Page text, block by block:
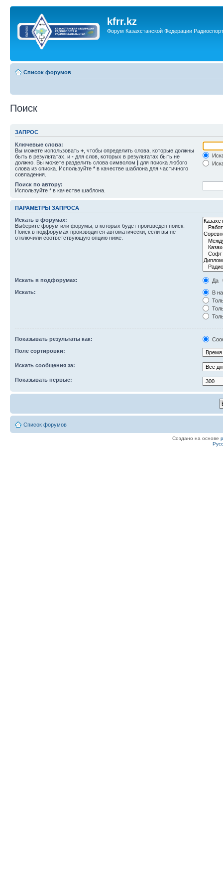
kfrr.kz
Форум Казахстанской Федерации
Список форумов
Поиск
ЗАПРОС
Ключевые слова:
Вы можете использовать + , чтобы определить слова, которые должны
быть в результатах, и - для слов, которых в результатах быть не
должно. Вы можете разделить слова символом | для поиска любого
слова из списка. Используйте * в качестве шаблона для частичного
совпадения.
Поиск по автору:
Используйте * в качестве шаблона.
ПАРАМЕТРЫ ЗАПРОСА
Искать в форумах:
Выберите форум или форумы, в которых будет произведён поиск.
Поиск в подфорумах производится автоматически, если вы не
отключили соответствующую опцию ниже.
Искать в подфорумах:
Да
Искать:
В
Показывать результаты как:
Поле сортировки:
Искать сообщения за:
Показывать первые:
Список форумов
Создано на основе